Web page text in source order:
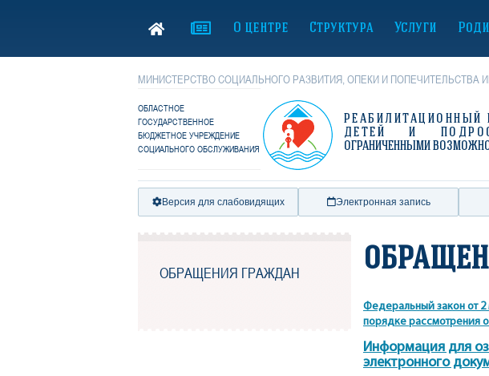
О центре Структура Услуги
МИНИСТЕРСТВО СОЦИАЛЬНОГО РАЗВИТИЯ, ОПЕКИ И ПОПЕЧИТЕЛЬСТВА
ОБЛАСТНОЕ
ГОСУДАРСТВЕННОЕ
БЮДЖЕТНОЕ УЧРЕЖДЕНИЕ
СОЦИАЛЬНОГО ОБСЛУЖИВАНИЯ
РЕАБИЛИТАЦИОННЫЙ
ДЕТЕЙ И
ОГРАНИЧЕННЫМИ
Версия для слабовидящих Электронная запись
ОБРАЩЕНИЯ ГРАЖДАН
Федеральный закон от 2
порядке рассмотрения
Информация для
электронного